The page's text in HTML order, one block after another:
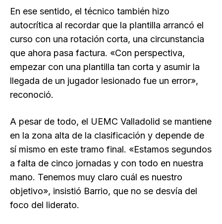
En ese sentido, el técnico también hizo
autocrítica al recordar que la plantilla arrancó el
curso con una rotación corta, una circunstancia
que ahora pasa factura. «Con perspectiva,
empezar con una plantilla tan corta y asumir la
llegada de un jugador lesionado fue un error»,
reconoció.
A pesar de todo, el UEMC Valladolid se mantiene
en la zona alta de la clasificación y depende de
sí mismo en este tramo final. «Estamos segundos
a falta de cinco jornadas y con todo en nuestra
mano. Tenemos muy claro cuál es nuestro
objetivo», insistió Barrio, que no se desvía del
foco del liderato.